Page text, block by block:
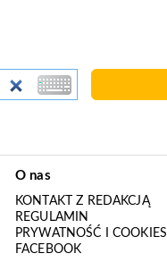
O nas
KONTAKT Z REDAKCJĄ
REGULAMIN
PRYWATNOŚĆ I COOKIES
FACEBOOK